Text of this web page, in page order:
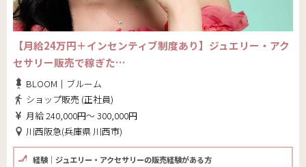
【月給24万円＋インセンティブ制度あり】ジュエリー・アク
セサリー販売で稼ぎた…
BLOOM｜ブルーム
ショップ販売 (正社員)
月給 240,000円～ 300,000円
川西阪急(兵庫県 川西市)
経験｜ジュエリー・アクセサリーの販売経験がある方